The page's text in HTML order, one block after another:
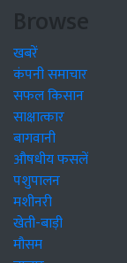
Browse
खबरें
कंपनी समाचार
सफल किसान
साक्षात्कार
बागवानी
औषधीय फसलें
पशुपालन
मशीनरी
खेती-बाड़ी
मौसम